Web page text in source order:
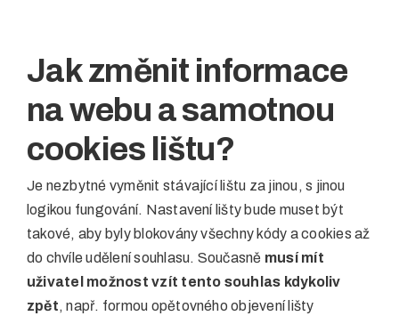
Jak změnit informace
na webu a samotnou
cookies lištu?
Je nezbytné vyměnit stávající lištu za jinou, s jinou
logikou fungování. Nastavení lišty bude muset být
takové, aby byly blokovány všechny kódy a cookies až
do chvíle udělení souhlasu. Současně musí mít
uživatel možnost vzít tento souhlas kdykoliv
zpět, např. formou opětovného objevení lišty